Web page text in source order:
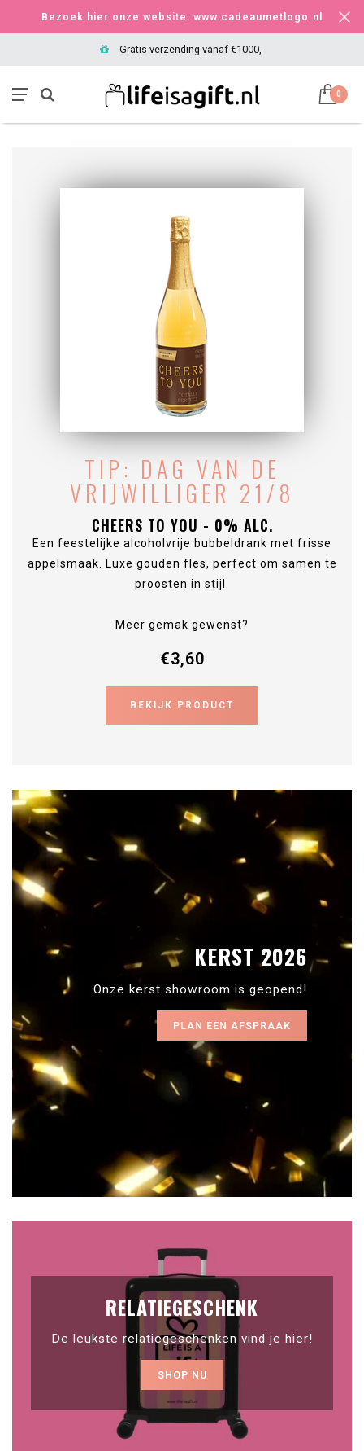
Bezoek hier onze website: www.cadeaumetlogo.nl
Gratis verzending vanaf €1000,-
0
TIP: DAG VAN DE
VRIJWILLIGER 21/8
CHEERS TO YOU - 0% ALC.
Een feestelijke alcoholvrije bubbeldrank met frisse
appelsmaak. Luxe gouden fles, perfect om samen te
proosten in stijl.
Meer gemak gewenst?
€3,60
BEKIJK PRODUCT
KERST 2026
Onze kerst showroom is geopend!
PLAN EEN AFSPRAAK
RELATIEGESCHENK
De leukste relatiegeschenken vind je hier!
SHOP NU